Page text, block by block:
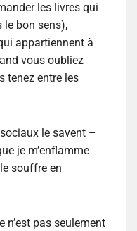
les livres qui
le bon sens),
appartiennent à
vous oubliez
tenez entre les
le savent –
je m’enflamme
souffre en
n’est pas seulement